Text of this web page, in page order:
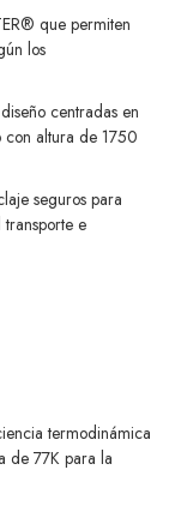
que permiten
los
centradas en
con altura de 1750
seguros para
e
termodinámica
de 77K para la